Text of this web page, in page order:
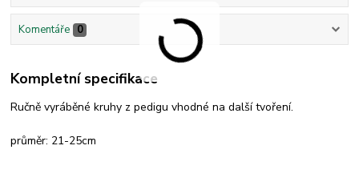
Komentáře 0
Kompletní specifikace
Ručně vyráběné kruhy z pedigu vhodné na další tvoření.
průměr: 21-25cm